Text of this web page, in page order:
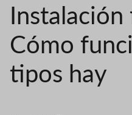
Cómo
tipos hay